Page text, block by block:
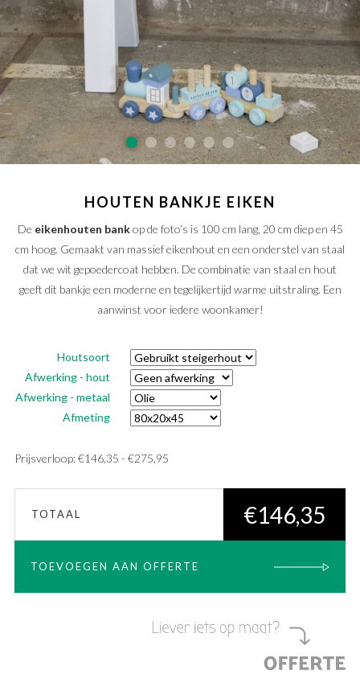
SAMPLE SALE
Maatwerk aanvragen
Levering en Retour
Levertijden
Contact
HOUTEN BANKJE EIKEN
De eikenhouten bankop de foto’s is 100 cm lang, 20 cm diep en 45
cm hoog. Gemaakt van massief eikenhout en een onderstel van staal
dat we wit gepoedercoat hebben. De combinatie van staal en hout
geeft dit bankje een moderne en tegelijkertijd warme uitstraling. Een
aanwinst voor iedere woonkamer!
Houtsoort
Afwerking - hout
Afwerking - metaal
Afmeting
Prijsverloop:€146,35 - €275,95Prijsklasse:
TOTAAL €146,35
TOEVOEGEN AAN OFFERTE